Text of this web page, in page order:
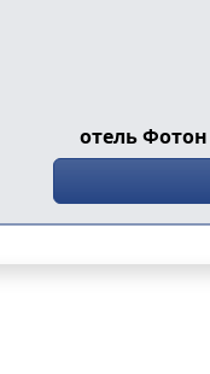
отель